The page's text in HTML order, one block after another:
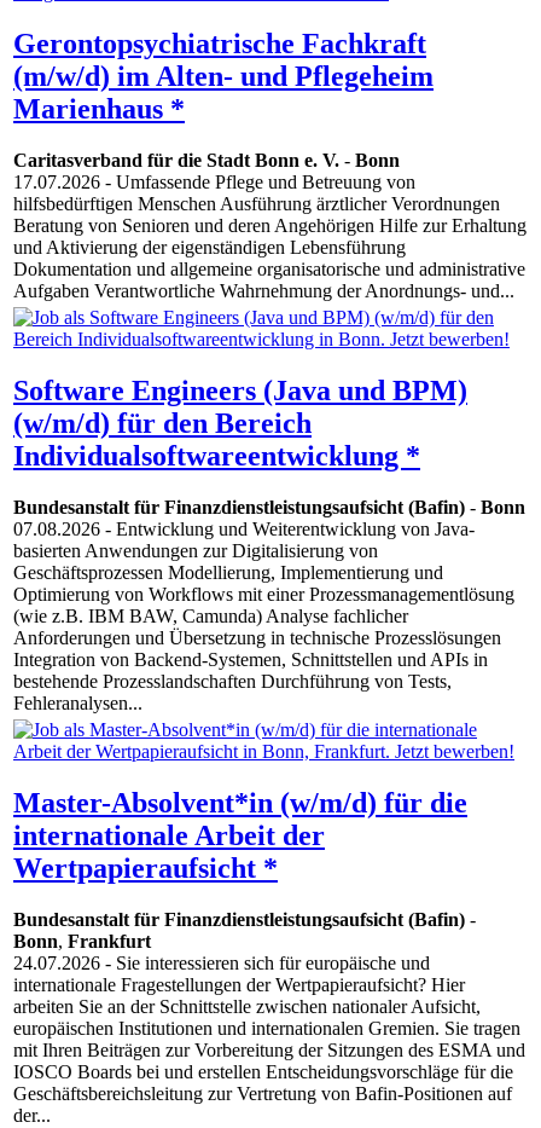
Gerontopsychiatrische Fachkraft
(m/w/d) im Alten- und Pflegeheim
Marienhaus *
Caritasverband für die Stadt Bonn e. V. - Bonn
17.07.2026 - Umfassende Pflege und Betreuung von
hilfsbedürftigen Menschen Ausführung ärztlicher Verordnungen
Beratung von Senioren und deren Angehörigen Hilfe zur Erhaltung
und Aktivierung der eigenständigen Lebensführung
Dokumentation und allgemeine organisatorische und administrative
Aufgaben Verantwortliche Wahrnehmung der Anordnungs- und...
Software Engineers (Java und BPM)
(w/m/d) für den Bereich
Individualsoftwareentwicklung *
Bundesanstalt für Finanzdienstleistungsaufsicht (Bafin) - Bonn
07.08.2026 - Entwicklung und Weiterentwicklung von Java-
basierten Anwendungen zur Digitalisierung von
Geschäftsprozessen Modellierung, Implementierung und
Optimierung von Workflows mit einer Prozessmanagementlösung
(wie z.B. IBM BAW, Camunda) Analyse fachlicher
Anforderungen und Übersetzung in technische Prozesslösungen
Integration von Backend-Systemen, Schnittstellen und APIs in
bestehende Prozesslandschaften Durchführung von Tests,
Fehleranalysen...
Master-Absolvent*in (w/m/d) für die
internationale Arbeit der
Wertpapieraufsicht *
Bundesanstalt für Finanzdienstleistungsaufsicht (Bafin) -
Bonn, Frankfurt
24.07.2026 - Sie interessieren sich für europäische und
internationale Fragestellungen der Wertpapieraufsicht? Hier
arbeiten Sie an der Schnittstelle zwischen nationaler Aufsicht,
europäischen Institutionen und internationalen Gremien. Sie tragen
mit Ihren Beiträgen zur Vorbereitung der Sitzungen des ESMA und
IOSCO Boards bei und erstellen Entscheidungsvorschläge für die
Geschäftsbereichsleitung zur Vertretung von Bafin-Positionen auf
der...